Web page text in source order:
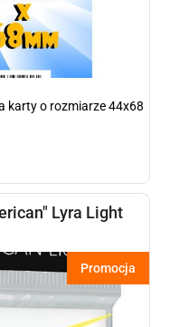
karty o rozmiarze 44x68
Lyra Light
Promocja